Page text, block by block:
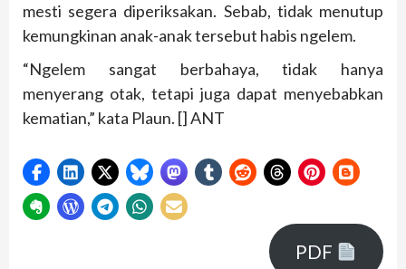
mesti segera diperiksakan. Sebab, tidak menutup
kemungkinan anak-anak tersebut habis ngelem.
“Ngelem sangat berbahaya, tidak hanya
menyerang otak, tetapi juga dapat menyebabkan
kematian,” kata Plaun. [] ANT
PDF